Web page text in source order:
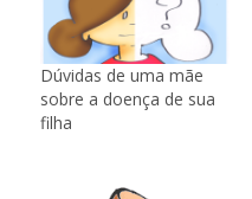
Dúvidas de uma mãe
sobre a doença de sua
filha